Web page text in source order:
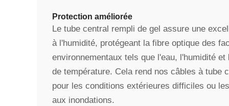
Protection améliorée
Le tube central rempli de gel assure une
à l'humidité, protégeant la fibre optique des
environnementaux tels que l'eau, l'humidité et
de température. Cela rend nos câbles à tube
pour les conditions extérieures difficiles ou
aux inondations.